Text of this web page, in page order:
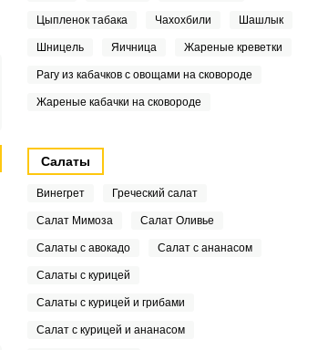
Цыпленок табака Чахохбили Шашлык
Шницель Яичница Жареные креветки
Рагу из кабачков с овощами на сковороде
Жареные кабачки на сковороде
Салаты
Винегрет Греческий салат
Салат Мимоза Салат Оливье
Салаты с авокадо Салат с ананасом
Салаты с курицей
Салаты с курицей и грибами
Салат с курицей и ананасом